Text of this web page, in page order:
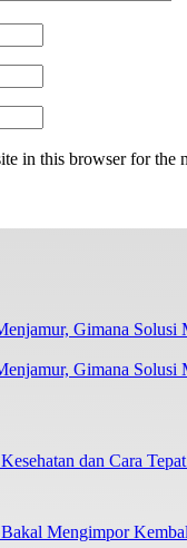
in this browser for the
Gimana Solusi
dan Cara
Mengimpor